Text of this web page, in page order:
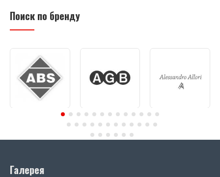
Поиск по бренду
Галерея